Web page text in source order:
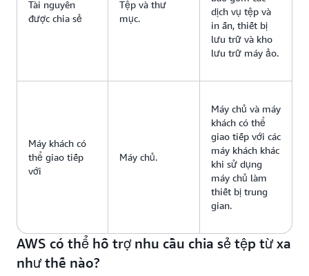
Tài nguyên
được chia sẻ
Tệp và thư
mục.
dịch vụ tệp và
in ấn, thiết bị
lưu trữ và kho
lưu trữ máy ảo.
Máy khách có
thể giao tiếp
với
Máy chủ.
Máy chủ và máy
khách có thể
giao tiếp với các
máy khách khác
khi sử dụng
máy chủ làm
thiết bị trung
gian.
AWS có thể hỗ trợ nhu cầu chia sẻ tệp từ xa
như thế nào?